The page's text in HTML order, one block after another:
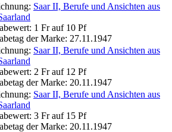
Saar II, Berufe und Ansichten aus
1 Fr auf 10 Pf
der Marke: 27.11.1947
Saar II, Berufe und Ansichten aus
2 Fr auf 12 Pf
der Marke: 20.11.1947
Saar II, Berufe und Ansichten aus
3 Fr auf 15 Pf
der Marke: 20.11.1947